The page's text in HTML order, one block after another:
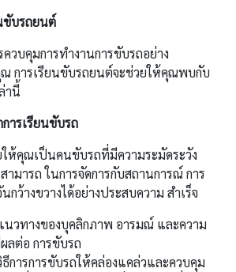
ขับรถยนต์
วบคุมการทำงานการขับรถอย่าง
การเรียนขับรถยนต์จะช่วยให้คุณพบกับ
านี้
ารเรียนขับรถ
ให้คุณเป็นคนขับรถที่มีความระมัดระวัง
ามารถ ในการจัดการกับสถานการณ์ การ
ว้างขวางได้อย่างประสบความ สำเร็จ
นวทางของบุคลิกภาพ อารมณ์ และความ
ลต่อ การขับรถ
ธีการการขับรถให้คล่องแคล่วและควบคุม